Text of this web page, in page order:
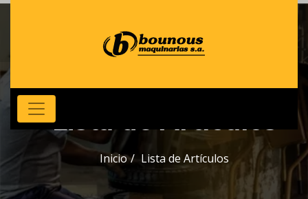
Lista de Artículos
Inicio Lista de Artículos